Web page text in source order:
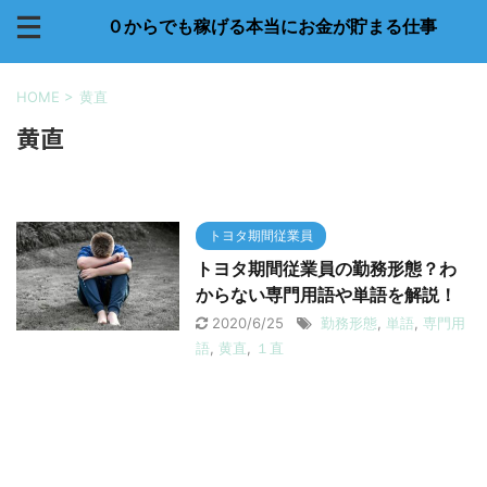
０からでも稼げる本当にお金が貯まる仕事
HOME > 黄直
黄直
トヨタ期間従業員
トヨタ期間従業員の勤務形態？わ
からない専門用語や単語を解説！
2020/6/25 勤務形態 単語 専門用
語 黄直 １直